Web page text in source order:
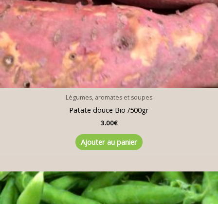
Légumes, aromates et soupes
Patate douce Bio /500gr
3.00€
Ajouter au panier